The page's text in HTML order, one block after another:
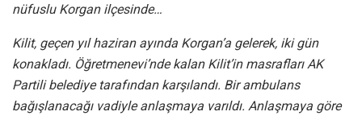
nüfuslu Korgan ilçesinde…
Kilit, geçen yıl haziran ayında Korgan’a gelerek, iki gün
konakladı. Öğretmenevi’nde kalan Kilit’in masrafları AK
Partili belediye tarafından karşılandı. Bir ambulans
bağışlanacağı vadiyle anlaşmaya varıldı. Anlaşmaya göre